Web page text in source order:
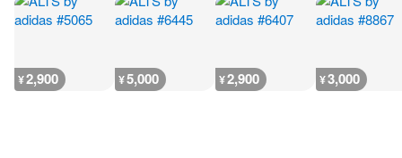
¥2,900 ¥5,000 ¥2,900 ¥3,000